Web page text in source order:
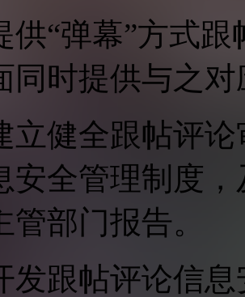
供“弹幕”方式
同时提供与之
立健全跟帖评
安全管理制度
管部门报告。
发跟帖评论信